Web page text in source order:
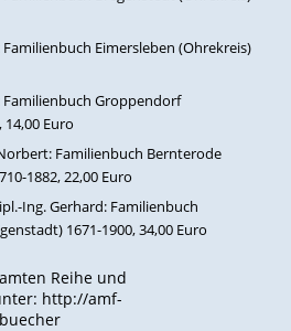
Eimersleben (Ohrekreis)
Familienbuch Groppendorf
14,00 Euro
Familienbuch Bernterode
1882, 22,00 Euro
Ing. Gerhard: Familienbuch
1671-1900, 34,00 Euro
Reihe und
http://amf-